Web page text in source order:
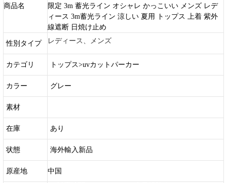
商品名
限定 3m 蓄光ライン オシャレ かっこいい メンズ レデ
ィース 3m蓄光ライン 涼しい 夏用 トップス 上着 紫外
線遮断 日焼け止め
性別タイプ レディース、メンズ
カテゴリ トップス>uvカットパーカー
カラー グレー
素材
在庫 あり
状態 海外輸入新品
原産地 中国